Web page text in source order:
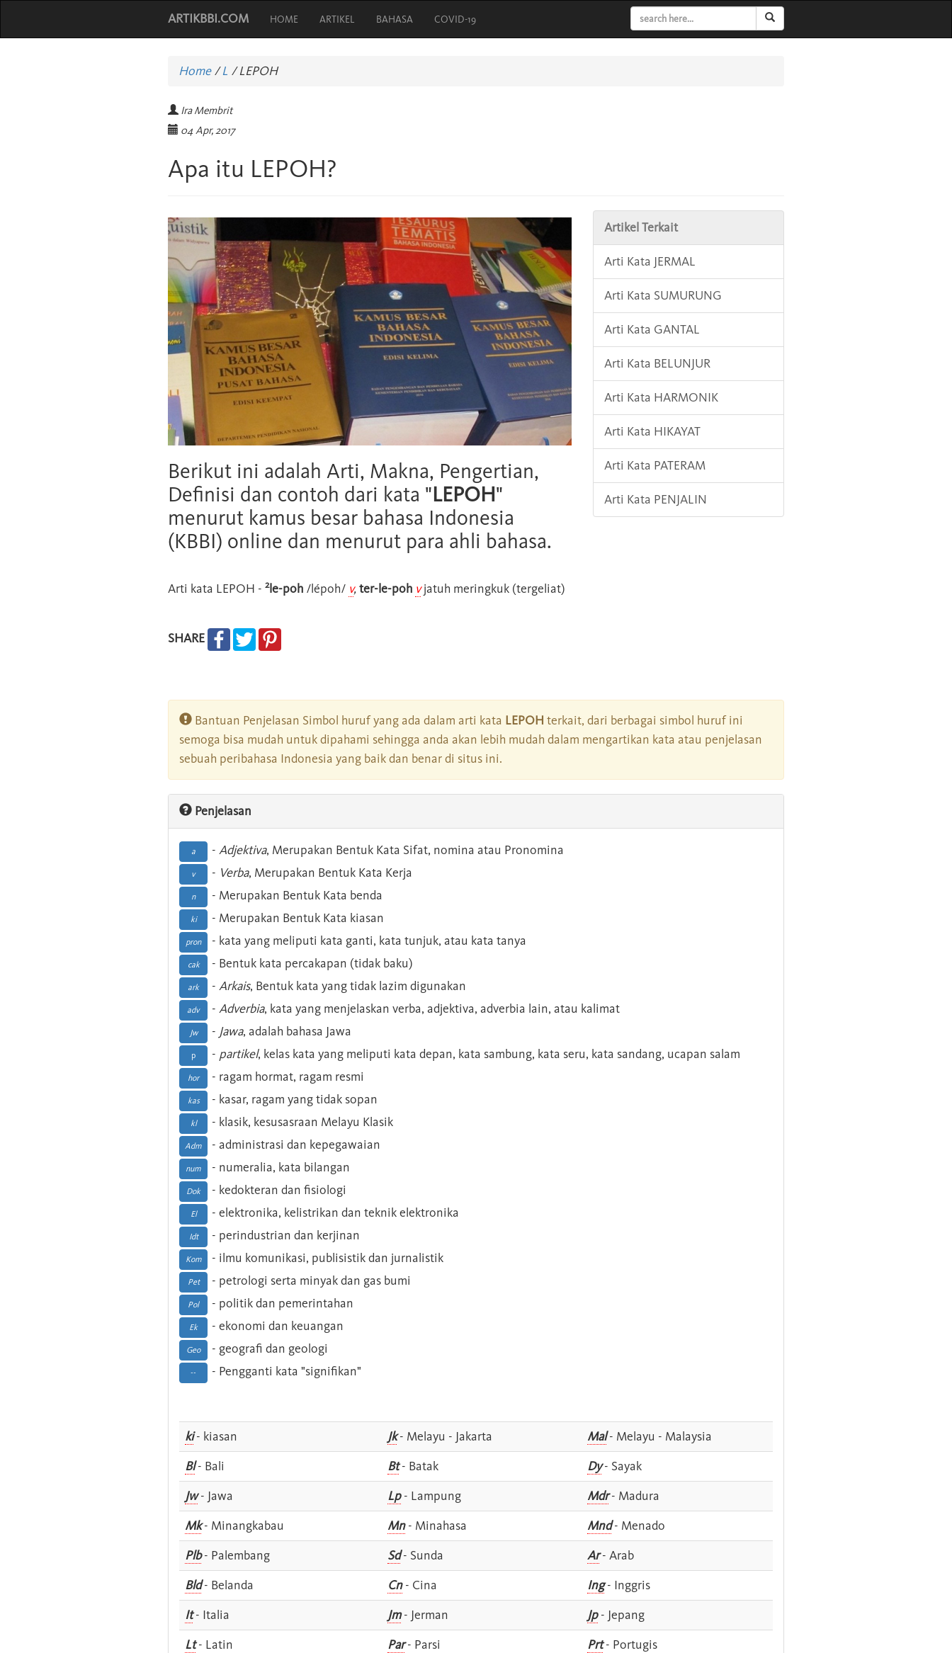
ARTIKBBI.COM HOME ARTIKEL BAHASA COVID-19
Home/L /LEPOH
Ira Membrit
04 Apr, 2017
Apa itu LEPOH?
Berikut ini adalah Arti, Makna, Pengertian,
Definisi dan contoh dari kata "LEPOH"
menurut kamus besar bahasa Indonesia
(KBBI) online dan menurut para ahli bahasa.
Arti kata LEPOH - 2le-poh /lépoh/ v,ter-le-poh vjatuh meringkuk (tergeliat)
SHARE
Artikel Terkait
Arti Kata JERMAL
Arti Kata SUMURUNG
Arti Kata GANTAL
Arti Kata BELUNJUR
Arti Kata HARMONIK
Arti Kata HIKAYAT
Arti Kata PATERAM
Arti Kata PENJALIN
Bantuan Penjelasan Simbol huruf yang ada dalam arti kata LEPOH terkait, dari berbagai simbol huruf ini
semoga bisa mudah untuk dipahami sehingga anda akan lebih mudah dalam mengartikan kata atau penjelasan
sebuah peribahasa Indonesia yang baik dan benar di situs ini.
Penjelasan
a - Adjektiva, Merupakan Bentuk Kata Sifat, nomina atau Pronomina
v - Verba, Merupakan Bentuk Kata Kerja
n - Merupakan Bentuk Kata benda
ki - Merupakan Bentuk Kata kiasan
pron - kata yang meliputi kata ganti, kata tunjuk, atau kata tanya
cak - Bentuk kata percakapan (tidak baku)
ark - Arkais, Bentuk kata yang tidak lazim digunakan
adv - Adverbia, kata yang menjelaskan verba, adjektiva, adverbia lain, atau kalimat
Jw - Jawa, adalah bahasa Jawa
p - partikel, kelas kata yang meliputi kata depan, kata sambung, kata seru, kata sandang, ucapan salam
hor - ragam hormat, ragam resmi
kas - kasar, ragam yang tidak sopan
kl - klasik, kesusasraan Melayu Klasik
Adm - administrasi dan kepegawaian
num - numeralia, kata bilangan
Dok - kedokteran dan fisiologi
El - elektronika, kelistrikan dan teknik elektronika
Idt - perindustrian dan kerjinan
Kom - ilmu komunikasi, publisistik dan jurnalistik
Pet - petrologi serta minyak dan gas bumi
Pol - politik dan pemerintahan
Ek - ekonomi dan keuangan
Geo - geografi dan geologi
-- - Pengganti kata "signifikan"
ki- kiasan Jk- Melayu - Jakarta Mal- Melayu - Malaysia
Bl- Bali Bt- Batak Dy- Sayak
Jw- Jawa Lp- Lampung Mdr- Madura
Mk- Minangkabau Mn- Minahasa Mnd- Menado
Plb- Palembang Sd- Sunda Ar- Arab
Bld- Belanda Cn- Cina Ing- Inggris
It- Italia Jm- Jerman Jp- Jepang
Lt- Latin Par- Parsi Prt- Portugis